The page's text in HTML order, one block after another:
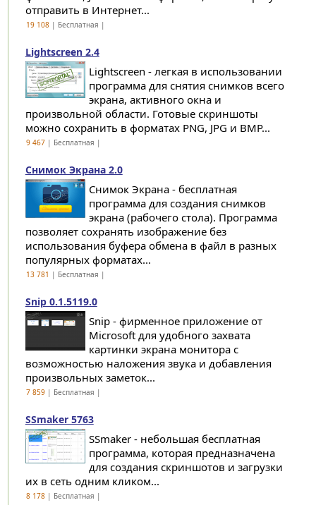
отправить в Интернет...
19 108| Бесплатная |
Lightscreen 2.4
Lightscreen - легкая в использовании
программа для снятия снимков всего
экрана, активного окна и
произвольной области. Готовые скриншоты
можно сохранить в форматах PNG, JPG и BMP...
9 467| Бесплатная |
Снимок Экрана 2.0
Снимок Экрана - бесплатная
программа для создания снимков
экрана (рабочего стола). Программа
позволяет сохранять изображение без
использования буфера обмена в файл в разных
популярных форматах...
13 781 | Бесплатная |
Snip 0.1.5119.0
Snip - фирменное приложение от
Microsoft для удобного захвата
картинки экрана монитора с
возможностью наложения звука и добавления
произвольных заметок...
7 859| Бесплатная |
SSmaker 5763
SSmaker - небольшая бесплатная
программа, которая предназначена
для создания скриншотов и загрузки
их в сеть одним кликом...
8 178| Бесплатная |